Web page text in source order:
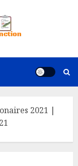
2021 |